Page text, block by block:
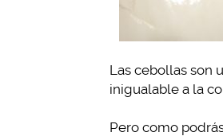
Las cebollas son
inigualable a la
Pero como